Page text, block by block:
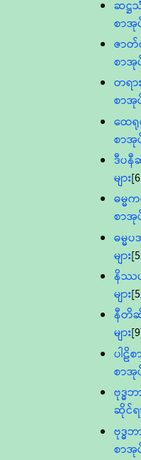
ဆဋ္ဌ
စာအု
ဇာတ်
စာအု
တရာ
စာအု
ထေရု
စာအု
ဒီပနီ
များ
ဓမ္မ
စာအု
ဓမ္မ
များ
နိဿ
များ
နီတိ
များ
ပါဠိ
စာအု
ဗုဒ္ဓ
ဆိုင်ရ
ဗုဒ္ဓ
စာအု